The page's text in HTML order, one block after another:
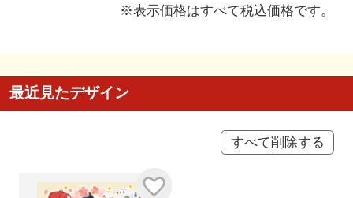
※表示価格はすべて税込価格です。
最近見たデザイン
すべて削除する